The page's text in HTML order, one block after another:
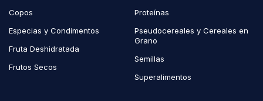
Copos
Especias y Condimentos
Fruta Deshidratada
Frutos Secos
Proteínas
Pseudocereales y Cereales en
Grano
Semillas
Superalimentos